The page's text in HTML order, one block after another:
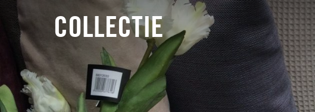
COLLECTIE